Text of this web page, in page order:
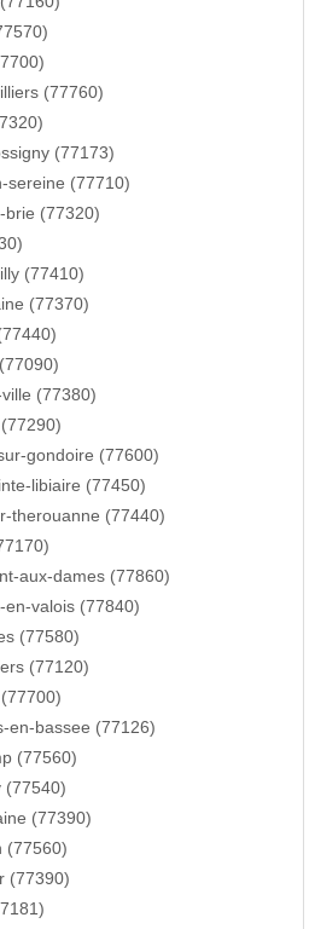
(77760)
(77173)
sereine (77710)
brie (77320)
(77410)
(77370)
(77380)
gondoire (77600)
libiaire (77450)
therouanne (77440)
aux-dames (77860)
en-valois (77840)
(77580)
(77120)
en-bassee (77126)
(77560)
(77540)
(77390)
(77560)
(77390)